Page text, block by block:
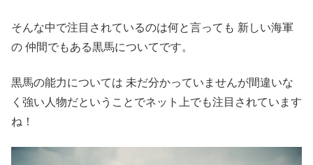
そんな中で注目されているのは何と言っても 新しい海軍
の 仲間でもある黒馬についてです。
黒馬の能力については 未だ分かっていませんが間違いな
く強い人物だということでネット上でも注目されています
ね！